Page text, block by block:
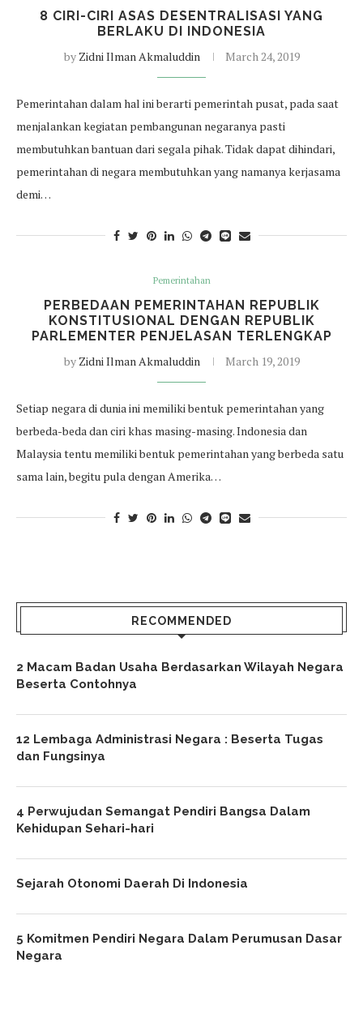
8 CIRI-CIRI ASAS DESENTRALISASI YANG
BERLAKU DI INDONESIA
by Zidni Ilman Akmaluddin March 24, 2019
Pemerintahan dalam hal ini berarti pemerintah pusat, pada saat
menjalankan kegiatan pembangunan negaranya pasti
membutuhkan bantuan dari segala pihak. Tidak dapat dihindari,
pemerintahan di negara membutuhkan yang namanya kerjasama
demi…
Pemerintahan
PERBEDAAN PEMERINTAHAN REPUBLIK
KONSTITUSIONAL DENGAN REPUBLIK
PARLEMENTER PENJELASAN TERLENGKAP
by Zidni Ilman Akmaluddin March 19, 2019
Setiap negara di dunia ini memiliki bentuk pemerintahan yang
berbeda-beda dan ciri khas masing-masing. Indonesia dan
Malaysia tentu memiliki bentuk pemerintahan yang berbeda satu
sama lain, begitu pula dengan Amerika…
RECOMMENDED
2 Macam Badan Usaha Berdasarkan Wilayah Negara
Beserta Contohnya
12 Lembaga Administrasi Negara : Beserta Tugas
dan Fungsinya
4 Perwujudan Semangat Pendiri Bangsa Dalam
Kehidupan Sehari-hari
Sejarah Otonomi Daerah Di Indonesia
5 Komitmen Pendiri Negara Dalam Perumusan Dasar
Negara